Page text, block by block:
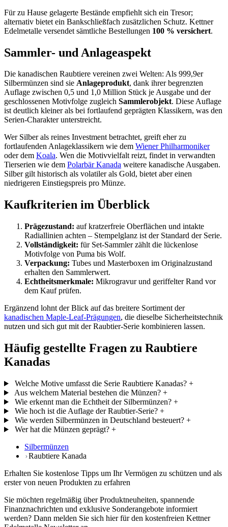
Für zu Hause gelagerte Bestände empfiehlt sich ein Tresor;
alternativ bietet ein Bankschließfach zusätzlichen Schutz. Kettner
Edelmetalle versendet sämtliche Bestellungen 100 % versichert.
Sammler- und Anlageaspekt
Die kanadischen Raubtiere vereinen zwei Welten: Als 999,9er
Silbermünzen sind sie Anlageprodukt, dank ihrer begrenzten
Auflage zwischen 0,5 und 1,0 Million Stück je Ausgabe und der
geschlossenen Motivfolge zugleich Sammlerobjekt. Diese Auflage
ist deutlich kleiner als bei fortlaufend geprägten Klassikern, was den
Serien-Charakter unterstreicht.
Wer Silber als reines Investment betrachtet, greift eher zu
fortlaufenden Anlageklassikern wie dem Wiener Philharmoniker
oder dem Koala. Wen die Motivvielfalt reizt, findet in verwandten
Tierserien wie dem Polarbär Kanada weitere kanadische Ausgaben.
Silber gilt historisch als volatiler als Gold, bietet aber einen
niedrigeren Einstiegspreis pro Münze.
Kaufkriterien im Überblick
Prägezustand: auf kratzerfreie Oberflächen und intakte
Radiallinien achten – Stempelglanz ist der Standard der Serie.
Vollständigkeit: für Set-Sammler zählt die lückenlose
Motivfolge von Puma bis Wolf.
Verpackung: Tubes und Masterboxen im Originalzustand
erhalten den Sammlerwert.
Echtheitsmerkmale: Mikrogravur und geriffelter Rand vor
dem Kauf prüfen.
Ergänzend lohnt der Blick auf das breitere Sortiment der
kanadischen Maple-Leaf-Prägungen, die dieselbe Sicherheitstechnik
nutzen und sich gut mit der Raubtier-Serie kombinieren lassen.
Häufig gestellte Fragen zu Raubtiere
Kanadas
Welche Motive umfasst die Serie Raubtiere Kanadas? +
Aus welchem Material bestehen die Münzen? +
Wie erkennt man die Echtheit der Silbermünzen? +
Wie hoch ist die Auflage der Raubtier-Serie? +
Wie werden Silbermünzen in Deutschland besteuert? +
Wer hat die Münzen geprägt? +
Silbermünzen
Raubtiere Kanada
Erhalten Sie kostenlose Tipps um Ihr Vermögen zu schützen und als
erster von neuen Produkten zu erfahren
Sie möchten regelmäßig über Produktneuheiten, spannende
Finanznachrichten und exklusive Sonderangebote informiert
werden? Dann melden Sie sich hier für den kostenfreien Kettner